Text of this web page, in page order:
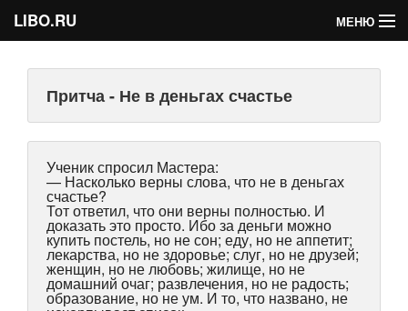
LIBO.RU МЕНЮ
Голосования
Букофки
Притча - Не в деньгах счастье
Ученик спросил Мастера:
— Насколько верны слова, что не в деньгах
счастье?
Тот ответил, что они верны полностью. И
доказать это просто. Ибо за деньги можно
купить постель, но не сон; еду, но не аппетит;
лекарства, но не здоровье; слуг, но не друзей;
женщин, но не любовь; жилище, но не
домашний очаг; развлечения, но не радость;
образование, но не ум. И то, что названо, не